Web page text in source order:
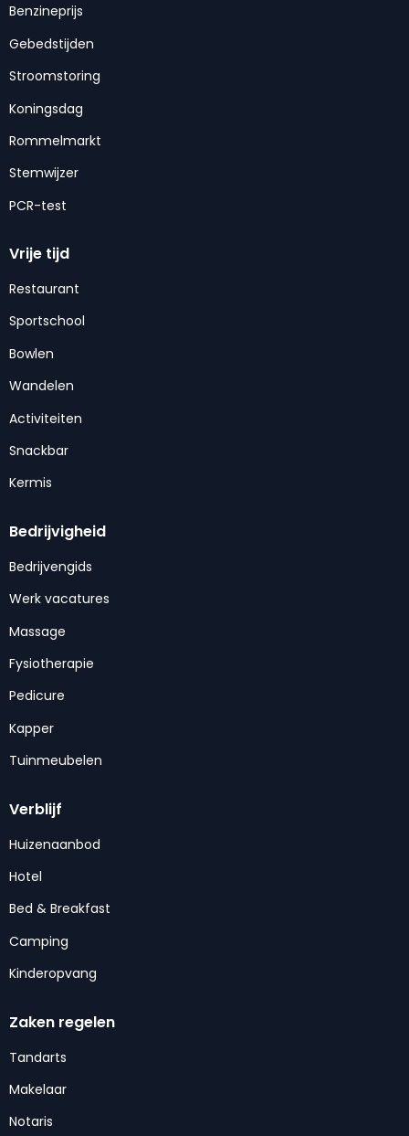
Benzineprijs
Gebedstijden
Stroomstoring
Koningsdag
Rommelmarkt
Stemwijzer
PCR-test
Vrije tijd
Restaurant
Sportschool
Bowlen
Wandelen
Activiteiten
Snackbar
Kermis
Bedrijvigheid
Bedrijvengids
Werk vacatures
Massage
Fysiotherapie
Pedicure
Kapper
Tuinmeubelen
Verblijf
Huizenaanbod
Hotel
Bed & Breakfast
Camping
Kinderopvang
Zaken regelen
Tandarts
Makelaar
Notaris